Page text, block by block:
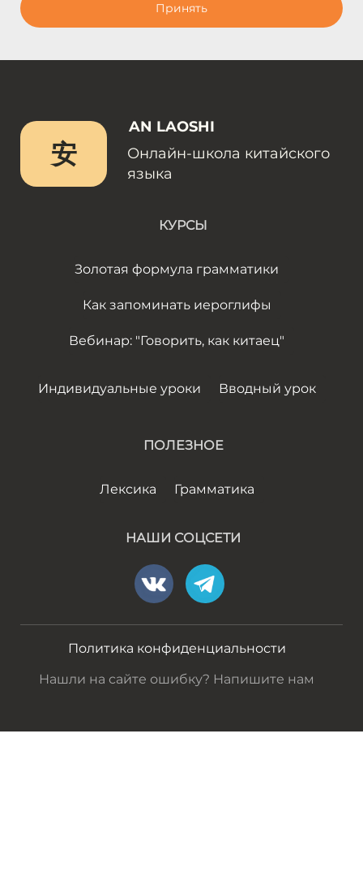
Принять
安
AN LAOSHI
Онлайн-школа китайского
языка
КУРСЫ
Золотая формула грамматики
Как запоминать иероглифы
Вебинар: "Говорить, как китаец"
Индивидуальные уроки Вводный урок
ПОЛЕЗНОЕ
Лексика Грамматика
НАШИ СОЦСЕТИ
Политика конфиденциальности
Нашли на сайте ошибку? Напишите нам